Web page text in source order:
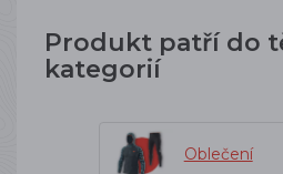
Produkt patří do
kategorií
Oblečení